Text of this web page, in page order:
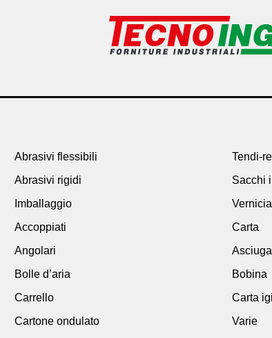
Abrasivi flessibili
Abrasivi rigidi
Imballaggio
Accoppiati
Angolari
Bolle d’aria
Carrello
Cartone ondulato
Tendi-
Sacchi
Carta
Bobina
Carta
Varie